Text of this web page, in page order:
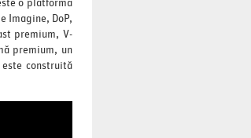
Imagine, DoP,
premium, V-
premium, un
construită